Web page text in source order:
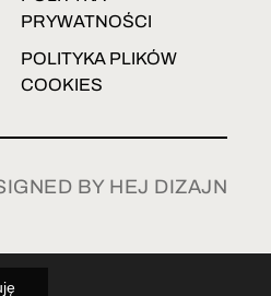
PRYWATNOŚCI
POLITYKA PLIKÓW
COOKIES
BY HEJ DIZAJN